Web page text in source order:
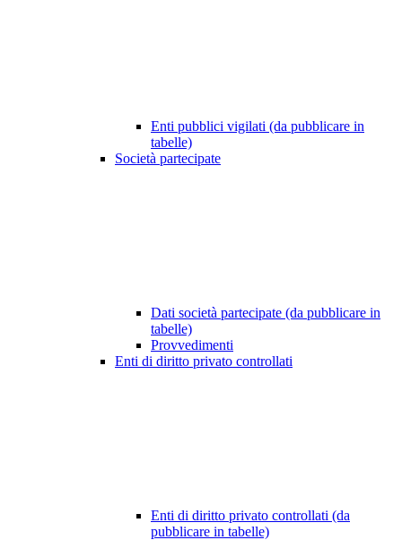
Enti pubblici vigilati (da pubblicare in
tabelle)
Società partecipate
Dati società partecipate (da pubblicare in
tabelle)
Provvedimenti
Enti di diritto privato controllati
Enti di diritto privato controllati (da
pubblicare in tabelle)